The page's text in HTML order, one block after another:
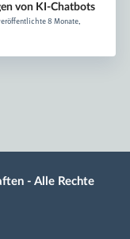
von KI-Chatbots
8 Monate,
- Alle Rechte